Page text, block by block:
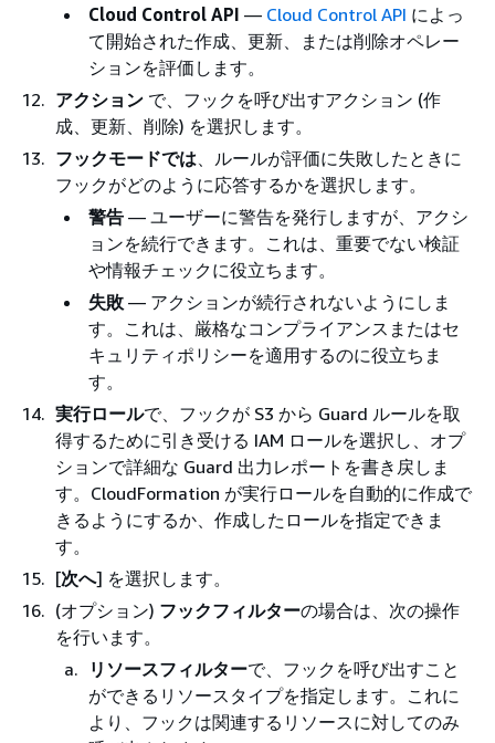
Cloud Control API — Cloud Control API によっ
て開始された作成、更新、または削除オペレー
ションを評価します。
アクション で、フックを呼び出すアクション (作
成、更新、削除) を選択します。
フックモードでは 、ルールが評価に失敗したときに
フックがどのように応答するかを選択します。
警告 — ユーザーに警告を発行しますが、アクシ
ョンを続行できます。これは、重要でない検証
や情報チェックに役立ちます。
失敗 — アクションが続行されないようにしま
す。これは、厳格なコンプライアンスまたはセ
キュリティポリシーを適用するのに役立ちま
す。
実行ロールで、フックが S3 から Guard ルールを取
得するために引き受ける IAM ロールを選択し、オプ
ションで詳細な Guard 出力レポートを書き戻しま
す。CloudFormation が実行ロールを自動的に作成で
きるようにするか、作成したロールを指定できま
す。
[次へ] を選択します。
(オプション) フックフィルターの場合は、次の操作
を行います。
リソースフィルターで、フックを呼び出すこと
ができるリソースタイプを指定します。これに
より、フックは関連するリソースに対してのみ